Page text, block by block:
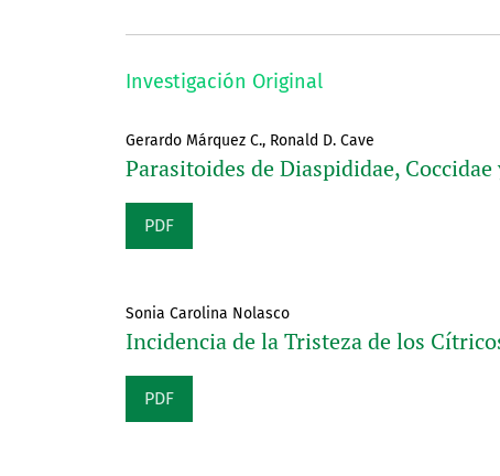
Investigación Original
Gerardo Márquez C., Ronald D. Cave
Parasitoides de Diaspididae,
PDF
Sonia Carolina Nolasco
Incidencia de la Tristeza de los
PDF